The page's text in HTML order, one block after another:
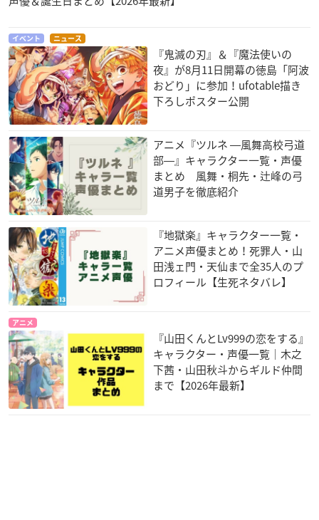
カイゾー
南川朝陽
異種族レビュアーズ
ゼル
魔術士オーフェン は
ぐれ旅
映像研には手を出す
ダーウィンズゲーム
須藤要
Re:ゼロから始める
異世界生活 新編集版
ナツキ・スバル
ムヒョとロージーの
魔法律相談事務所
（第2期）
ゴリョー（五嶺陀羅
イベント ニュース
『鬼滅の刃』＆『魔法使いの
夜』が8月11日開幕の徳島「阿波
おどり」に参加！ufotable描き
下ろしポスター公開
アニメ『ツルネ ―風舞高校弓道
部―』キャラクター一覧・声優
まとめ 風舞・桐先・辻峰の弓
道男子を徹底紹介
『地獄楽』キャラクター一覧・
アニメ声優まとめ！死罪人・山
田浅ェ門・天仙まで全35人のプ
ロフィール【生死ネタバレ】
アニメ
『山田くんとLv999の恋をする』
キャラクター・声優一覧｜木之
下茜・山田秋斗からギルド仲間
まで【2026年最新】